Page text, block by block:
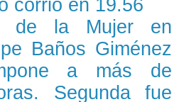
corrió en 19.56
de la Mujer en
Baños Giménez
a más de
Segunda fue